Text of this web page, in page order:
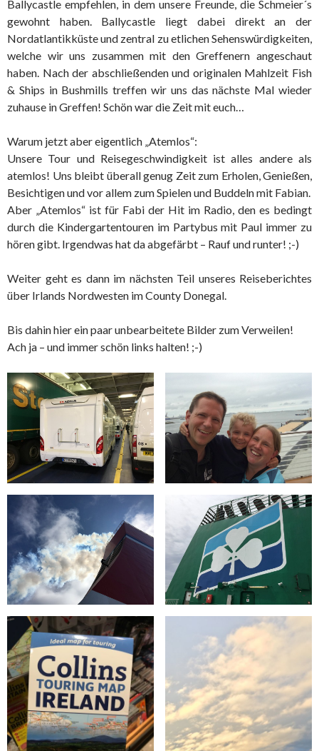
Ballycastle empfehlen, in dem unsere Freunde, die Schmeier´s
gewohnt haben. Ballycastle liegt dabei direkt an der
Nordatlantikküste und zentral zu etlichen Sehenswürdigkeiten,
welche wir uns zusammen mit den Greffenern angeschaut
haben. Nach der abschließenden und originalen Mahlzeit Fish
& Ships in Bushmills treffen wir uns das nächste Mal wieder
zuhause in Greffen! Schön war die Zeit mit euch…
Warum jetzt aber eigentlich „Atemlos“:
Unsere Tour und Reisegeschwindigkeit ist alles andere als
atemlos! Uns bleibt überall genug Zeit zum Erholen, Genießen,
Besichtigen und vor allem zum Spielen und Buddeln mit Fabian.
Aber „Atemlos“ ist für Fabi der Hit im Radio, den es bedingt
durch die Kindergartentouren im Partybus mit Paul immer zu
hören gibt. Irgendwas hat da abgefärbt – Rauf und runter! ;-)
Weiter geht es dann im nächsten Teil unseres Reiseberichtes
über Irlands Nordwesten im County Donegal.
Bis dahin hier ein paar unbearbeitete Bilder zum Verweilen!
Ach ja – und immer schön links halten! ;-)